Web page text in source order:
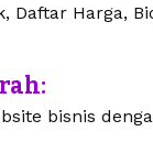
Daftar Harga,
bisnis